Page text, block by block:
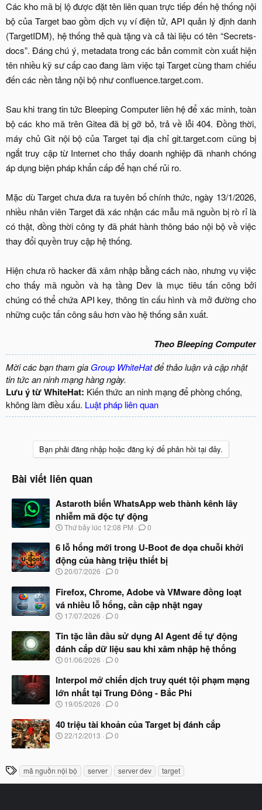
Các kho mã bị lộ được đặt tên liên quan trực tiếp đến hệ thống nội
bộ của Target bao gồm dịch vụ ví điện tử, API quản lý định danh
(TargetIDM), hệ thống thẻ quà tặng và cả tài liệu có tên “Secrets-
docs”. Đáng chú ý, metadata trong các bản commit còn xuất hiện
tên nhiều kỹ sư cấp cao đang làm việc tại Target cùng tham chiếu
đến các nền tảng nội bộ như confluence.target.com.
Sau khi trang tin tức Bleeping Computer liên hệ để xác minh, toàn
bộ các kho mã trên Gitea đã bị gỡ bỏ, trả về lỗi 404. Đồng thời,
máy chủ Git nội bộ của Target tại địa chỉ git.target.com cũng bị
ngắt truy cập từ Internet cho thấy doanh nghiệp đã nhanh chóng
áp dụng biện pháp khẩn cấp để hạn chế rủi ro.
Mặc dù Target chưa đưa ra tuyên bố chính thức, ngày 13/1/2026,
nhiều nhân viên Target đã xác nhận các mẫu mã nguồn bị rò rỉ là
có thật, đồng thời công ty đã phát hành thông báo nội bộ về việc
thay đổi quyền truy cập hệ thống.
Hiện chưa rõ hacker đã xâm nhập bằng cách nào, nhưng vụ việc
cho thấy mã nguồn và hạ tầng Dev là mục tiêu tấn công bởi
chúng có thể chứa API key, thông tin cấu hình và mở đường cho
những cuộc tấn công sâu hơn vào hệ thống sản xuất.
Theo Bleeping Computer
Mời các bạn tham gia Group WhiteHatđể thảo luận và cập nhật
tin tức an ninh mạng hàng ngày.
Lưu ý từ WhiteHat: Kiến thức an ninh mạng để phòng chống,
không làm điều xấu. Luật pháp liên quan
Bạn phải đăng nhập hoặc đăng ký để phản hồi tại đây.
Bài viết liên quan
Astaroth biến WhatsApp web thành kênh lây
nhiễm mã độc tự động
N
à
b
ắ
đ
ầ
u
Thứ bảy lúc 12:08 PM 0
6 lỗ hổng mới trong U-Boot đe dọa chuỗi khởi
động của hàng triệu thiết bị
N
à
y
b
ắ
đ
ầ
u
20/07/2026 0
Firefox, Chrome, Adobe và VMware đồng loạt
vá nhiều lỗ hổng, cần cập nhật ngay
N
à
b
ắ
đ
ầ
u
17/07/2026 0
Tin tặc lần đầu sử dụng AI Agent để tự động
đánh cắp dữ liệu sau khi xâm nhập hệ thống
N
à
b
ắ
đ
ầ
01/06/2026 0
Interpol mở chiến dịch truy quét tội phạm mạng
lớn nhất tại Trung Đông - Bắc Phi
N
à
y
b
đ
ầ
19/05/2026 0
40 triệu tài khoản của Target bị đánh cắp
N
b
ắ
22/12/2013 0
T
h
mã nguồn nội bộ server server dev target